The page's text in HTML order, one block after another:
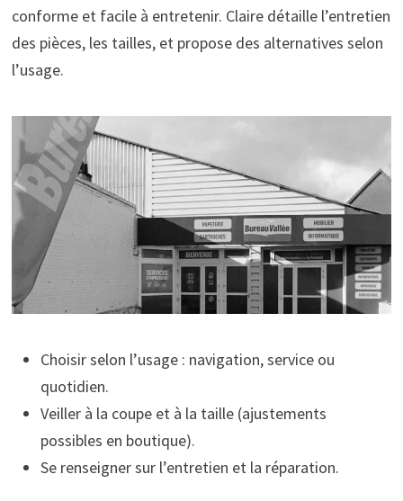
conforme et facile à entretenir. Claire détaille l’entretien
des pièces, les tailles, et propose des alternatives selon
l’usage.
Choisir selon l’usage : navigation, service ou
quotidien.
Veiller à la coupe et à la taille (ajustements
possibles en boutique).
Se renseigner sur l’entretien et la réparation.